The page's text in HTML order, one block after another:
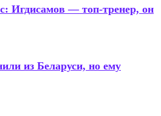
Игдисамов — топ-тренер, он
из Беларуси, но ему